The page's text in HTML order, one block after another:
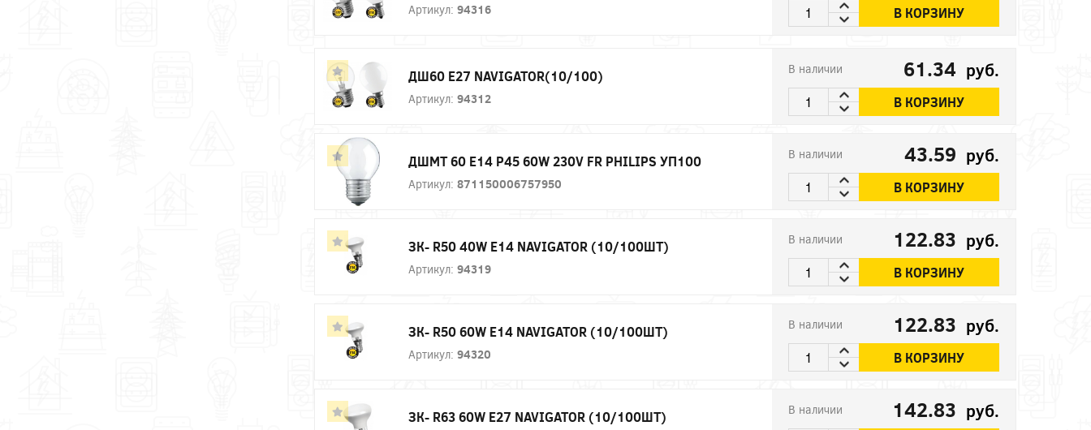
Артикул: 94316 В КОРЗИНУ
ДШ60 Е27 NAVIGATOR(10/100)
Артикул: 94312
В наличии 61.34 руб.
В КОРЗИНУ
ДШМТ 60 Е14 P45 60W 230V FR PHILIPS УП100
Артикул: 871150006757950
В наличии 43.59 руб.
В КОРЗИНУ
ЗК- R50 40W E14 NAVIGATOR (10/100ШТ)
Артикул: 94319
В наличии 122.83 руб.
В КОРЗИНУ
ЗК- R50 60W E14 NAVIGATOR (10/100ШТ)
Артикул: 94320
В наличии 122.83 руб.
В КОРЗИНУ
ЗК- R63 60W E27 NAVIGATOR (10/100ШТ) В наличии 142.83 руб.